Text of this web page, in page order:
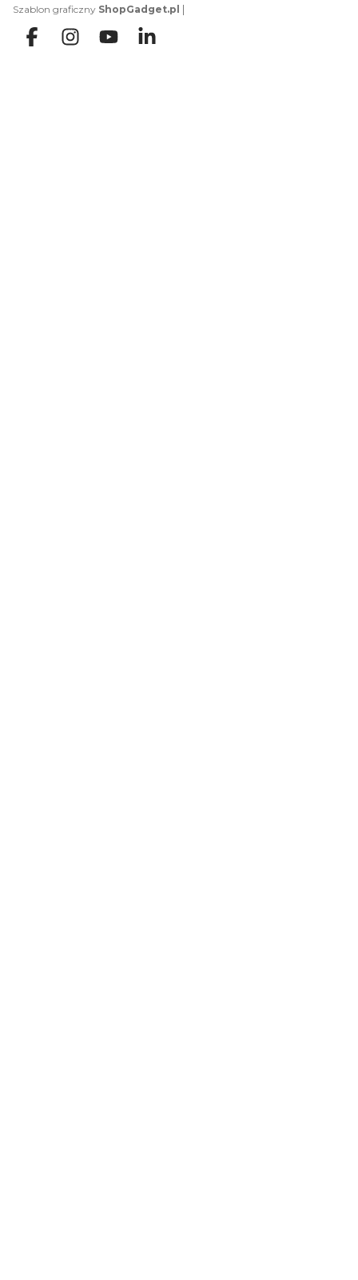
Szablon graficzny ShopGadget.pl |